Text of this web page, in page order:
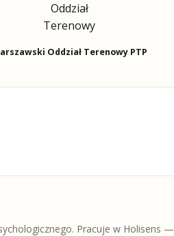
Oddział Terenowy PTP
Pracuje w Holisens —